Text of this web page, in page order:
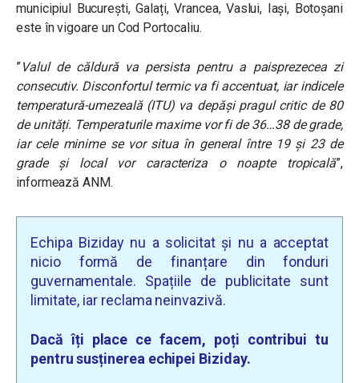
municipiul București, Galați, Vrancea, Vaslui, Iași, Botoșani
este în vigoare un Cod Portocaliu.
”Valul de căldură va persista pentru a paisprezecea zi
consecutiv. Disconfortul termic va fi accentuat, iar indicele
temperatură-umezeală (ITU) va depăși pragul critic de 80
de unități. Temperaturile maxime vor fi de 36…38 de grade,
iar cele minime se vor situa în general între 19 și 23 de
grade și local vor caracteriza o noapte tropicală”,
informează ANM.
Echipa Biziday nu a solicitat și nu a acceptat
nicio formă de finanțare din fonduri
guvernamentale. Spațiile de publicitate sunt
limitate, iar reclama neinvazivă.
Dacă îți place ce facem, poți contribui tu
pentru susținerea echipei Biziday.